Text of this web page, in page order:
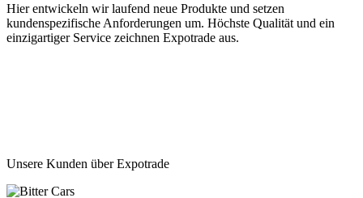
Hier entwickeln wir laufend neue Produkte und setzen
kundenspezifische Anforderungen um. Höchste Qualität und ein
einzigartiger Service zeichnen Expotrade aus.
Unsere Kunden über Expotrade